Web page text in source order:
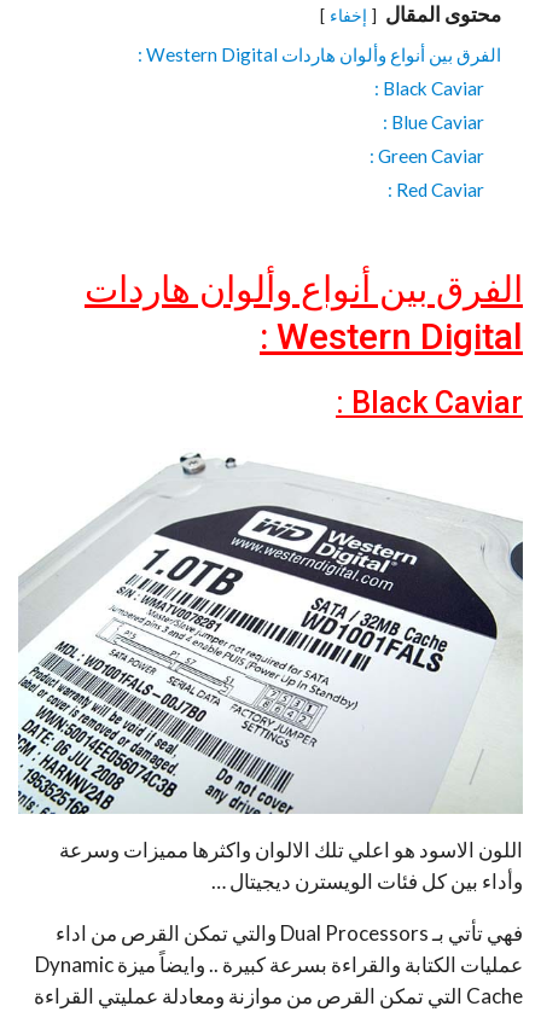
محتوى المقال إخفاء
الفرق بين أنواع وألوان هاردات Western Digital :
Black Caviar :
Blue Caviar :
Green Caviar :
Red Caviar :
الفرق بين أنواع وألوان هاردات
Western Digital :
Black Caviar :
اللون الاسود هو اعلي تلك الالوان واكثرها مميزات وسرعة
وأداء بين كل فئات الويسترن ديجيتال …
فهي تأتي بـ Dual Processors والتي تمكن القرص من اداء
عمليات الكتابة والقراءة بسرعة كبيرة .. وايضاً ميزة Dynamic
Cache التي تمكن القرص من موازنة ومعادلة عمليتي القراءة